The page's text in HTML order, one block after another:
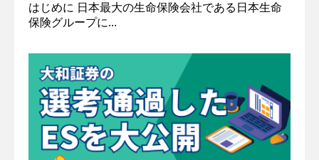
はじめに 日本最大の生命保険会社である日本生命
保険グループに...